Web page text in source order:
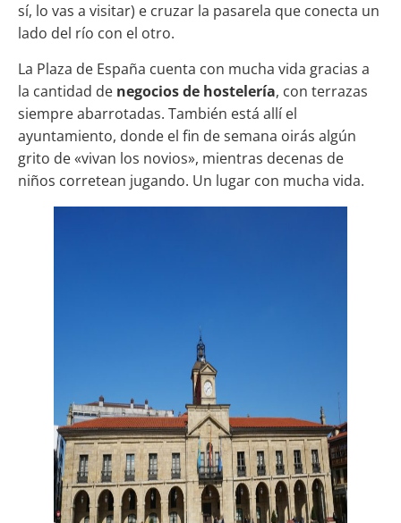
sí, lo vas a visitar) e cruzar la pasarela que conecta un
lado del río con el otro.
La Plaza de España cuenta con mucha vida gracias a
la cantidad de negocios de hostelería, con terrazas
siempre abarrotadas. También está allí el
ayuntamiento, donde el fin de semana oirás algún
grito de «vivan los novios», mientras decenas de
niños corretean jugando. Un lugar con mucha vida.